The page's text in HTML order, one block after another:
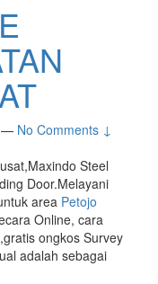
— No Comments ↓
Steel
Door.Melayani
area Petojo
Online, cara
ongkos Survey
adalah sebagai